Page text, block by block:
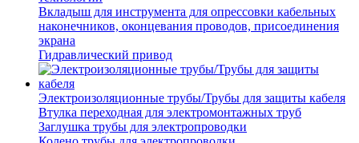
Вкладыш для инструмента для опрессовки кабельных
наконечников, оконцевания проводов, присоединения
экрана
Гидравлический привод
Электроизоляционные трубы/Трубы для защиты кабеля
Втулка переходная для электромонтажных труб
Заглушка трубы для электропроводки